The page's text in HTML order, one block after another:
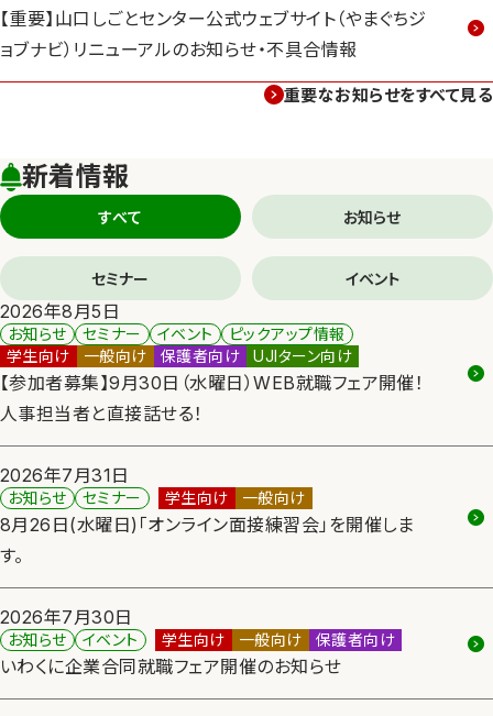
【重要】山口しごとセンター公式ウェブサイト（やまぐちジ
ョブナビ）リニューアルのお知らせ・不具合情報
重要なお知らせをすべて見る
新着情報
すべて お知らせ
セミナー イベント
2026年8月5日
このお知らせのカテゴリー
お知らせ セミナー イベント ピックアップ情報
このお知らせの対象
学生向け 一般向け 保護者向け UJIターン向け
【参加者募集】9月30日（水曜日）WEB就職フェア開催！
人事担当者と直接話せる！
2026年7月31日
このお知らせのカテゴリー
お知らせ セミナー
このお知らせの対象 学生向け 一般向け
8月26日(水曜日)「オンライン面接練習会」を開催しま
す。
2026年7月30日
このお知らせのカテゴリー
お知らせ イベント
このお知らせの対象 学生向け 一般向け 保護者向け
いわくに企業合同就職フェア開催のお知らせ